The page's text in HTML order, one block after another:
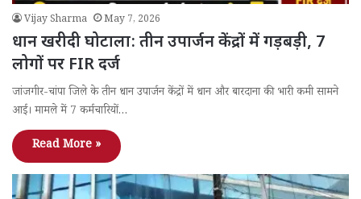
Vijay Sharma May 7, 2026
धान खरीदी घोटाला: तीन उपार्जन केंद्रों में गड़बड़ी, 7
लोगों पर FIR दर्ज
जांजगीर-चांपा जिले के तीन धान उपार्जन केंद्रों में धान और बारदाना की भारी कमी सामने
आई। मामले में 7 कर्मचारियों…
Read More »